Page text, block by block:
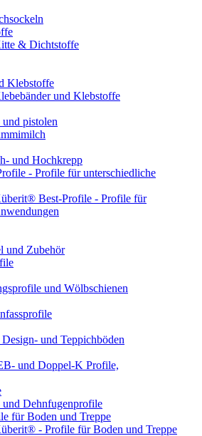
& Dichtstoffe
Klebstoffe
und Klebstoffe
pistolen
und Hochkrepp
- Profile für unterschiedliche
Best-Profile - Profile für
und Zubehör
und Wölbschienen
und Teppichböden
und Doppel-K Profile,
Dehnfugenprofile
für Boden und Treppe
- Profile für Boden und Treppe